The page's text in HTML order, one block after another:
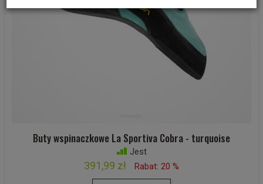
Buty wspinaczkowe La Sportiva Cobra - turquoise
Jest
391,99 zł Rabat: 20 %